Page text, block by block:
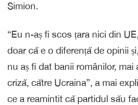
Simion.
“Eu n-aș fi scos țara nici din
doar că e o diferență de opinii
nu aș fi dat banii românilor, mai
criză, către Ucraina”, a mai
ce a reamintit că partidul său